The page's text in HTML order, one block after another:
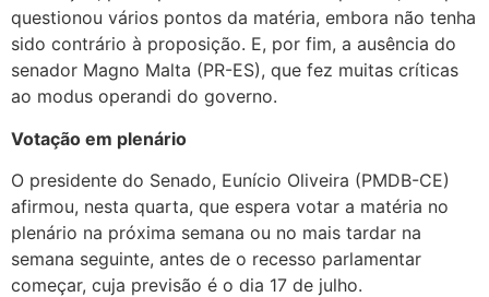
questionou vários pontos da matéria, embora não tenha
sido contrário à proposição. E, por fim, a ausência do
senador Magno Malta (PR-ES), que fez muitas críticas
ao modus operandi do governo.
Votação em plenário
O presidente do Senado, Eunício Oliveira (PMDB-CE)
afirmou, nesta quarta, que espera votar a matéria no
plenário na próxima semana ou no mais tardar na
semana seguinte, antes de o recesso parlamentar
começar, cuja previsão é o dia 17 de julho.